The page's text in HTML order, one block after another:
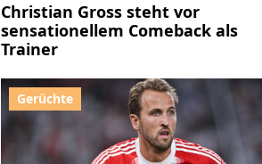
Christian Gross steht vor
sensationellem Comeback als
Trainer